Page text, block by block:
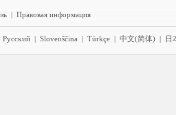
| Правовая информация
Pyccĸий | Slovenščina | Türkçe | 中文(简体) | 日